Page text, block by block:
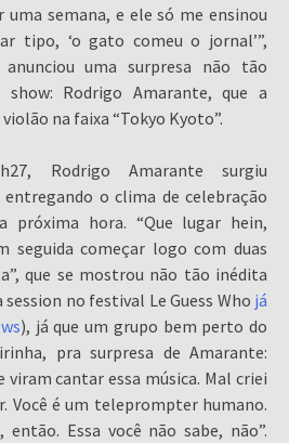
semana, e ele só me ensinou
tipo, ‘o gato comeu o jornal’”,
uma surpresa não tão
Rodrigo Amarante, que a
na faixa “Tokyo Kyoto”.
Rodrigo Amarante surgiu
o clima de celebração
próxima hora. “Que lugar hein,
seguida começar logo com duas
que se mostrou não tão inédita
no festival Le Guess Who já
), já que um grupo bem perto do
pra surpresa de Amarante:
viram cantar essa música. Mal criei
Você é um teleprompter humano.
Essa você não sabe, não”.